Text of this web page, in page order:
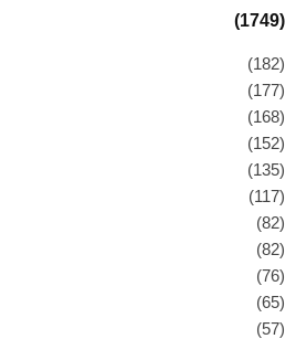
(1749)
(182)
(177)
(168)
(152)
(135)
(117)
(82)
(82)
(76)
(65)
(57)